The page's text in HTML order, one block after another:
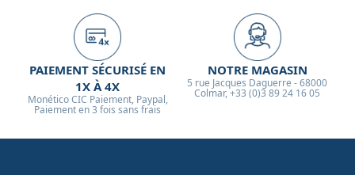
PAIEMENT SÉCURISÉ EN
1X À 4X
Monético CIC Paiement, Paypal,
Paiement en 3 fois sans frais
NOTRE MAGASIN
5 rue Jacques Daguerre - 68000
Colmar, +33 (0)3 89 24 16 05